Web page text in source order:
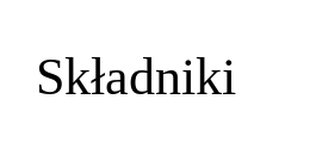
Składniki